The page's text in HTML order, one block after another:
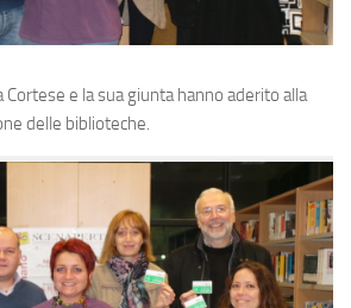
Cortese e la sua giunta hanno aderito alla
delle biblioteche.